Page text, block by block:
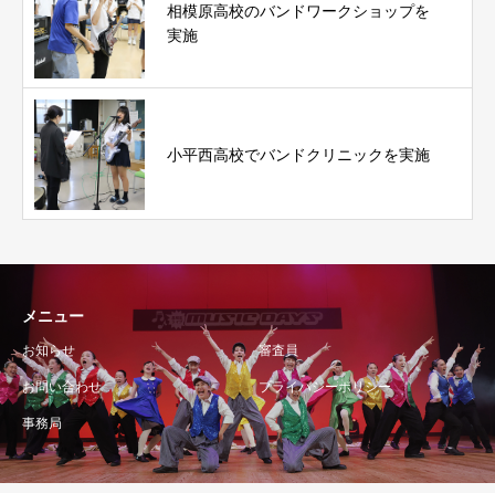
相模原高校のバンドワークショップを
実施
小平西高校でバンドクリニックを実施
メニュー
お知らせ 審査員
お問い合わせ プライバシーポリシー
事務局